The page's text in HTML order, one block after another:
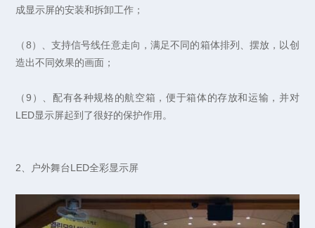
成显示屏的安装和拆卸工作；
（8）、支持信号线任意走向，满足不同的箱体排列、摆放，以创
造出不同效果的画面；
（9）、配有各种规格的航空箱，便于箱体的存放和运输，并对
LED显示屏起到了很好的保护作用。
2、户外舞台LED全彩显示屏